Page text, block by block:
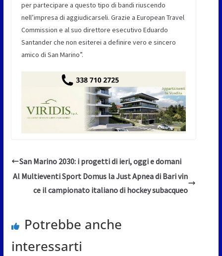
per partecipare a questo tipo di bandi riuscendo
nell’impresa di aggiudicarseli. Grazie a European Travel
Commission e al suo direttore esecutivo Eduardo
Santander che non esiterei a definire vero e sincero
amico di San Marino”.
San Marino 2030: i progetti di ieri, oggi e domani
Al Multieventi Sport Domus la Just Apnea di Bari vin
ce il campionato italiano di hockey subacqueo
Potrebbe anche
interessarti